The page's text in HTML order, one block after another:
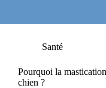
Santé
Pourquoi la
chien ?